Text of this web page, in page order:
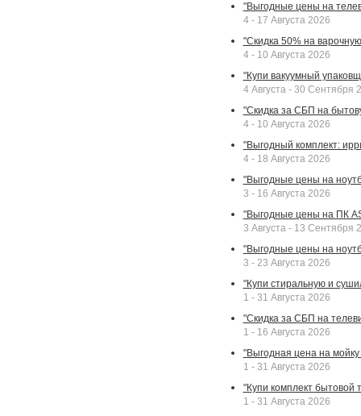
"Выгодные цены на
4 - 17 Августа 2026
"Скидка 50% на
4 - 10 Августа 2026
"Купи вакуумный
4 Августа - 30 Сентября
"Скидка за СБП на
4 - 10 Августа 2026
"Выгодный комплект:
4 - 18 Августа 2026
"Выгодные цены на
3 - 16 Августа 2026
"Выгодные цены на ПК
3 Августа - 13 Сентября
"Выгодные цены на
3 - 23 Августа 2026
"Купи стиральную и
1 - 31 Августа 2026
"Скидка за СБП на
1 - 16 Августа 2026
"Выгодная цена на
1 - 31 Августа 2026
"Купи комплект бытовой
1 - 31 Августа 2026